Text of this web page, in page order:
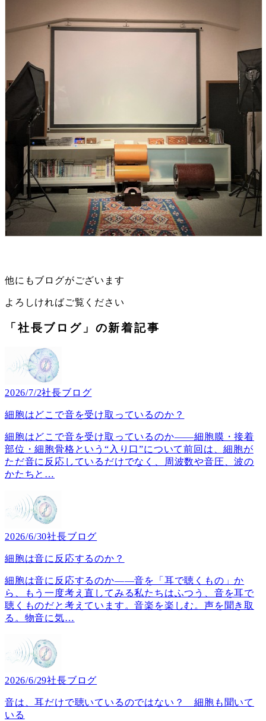
他にもブログがございます
よろしければご覧ください
「社長ブログ」の新着記事
2026/7/2社長ブログ
細胞はどこで音を受け取っているのか？
細胞はどこで音を受け取っているのか――細胞膜・接着
部位・細胞骨格という“入り口”について前回は、細胞が
ただ音に反応しているだけでなく、周波数や音圧、波の
かたちと …
2026/6/30社長ブログ
細胞は音に反応するのか？
細胞は音に反応するのか――音を「耳で聴くもの」か
ら、もう一度考え直してみる私たちはふつう、音を耳で
聴くものだと考えています。音楽を楽しむ。声を聞き取
る。物音に気…
2026/6/29社長ブログ
音は、耳だけで聴いているのではない？ 細胞も聞いて
いる